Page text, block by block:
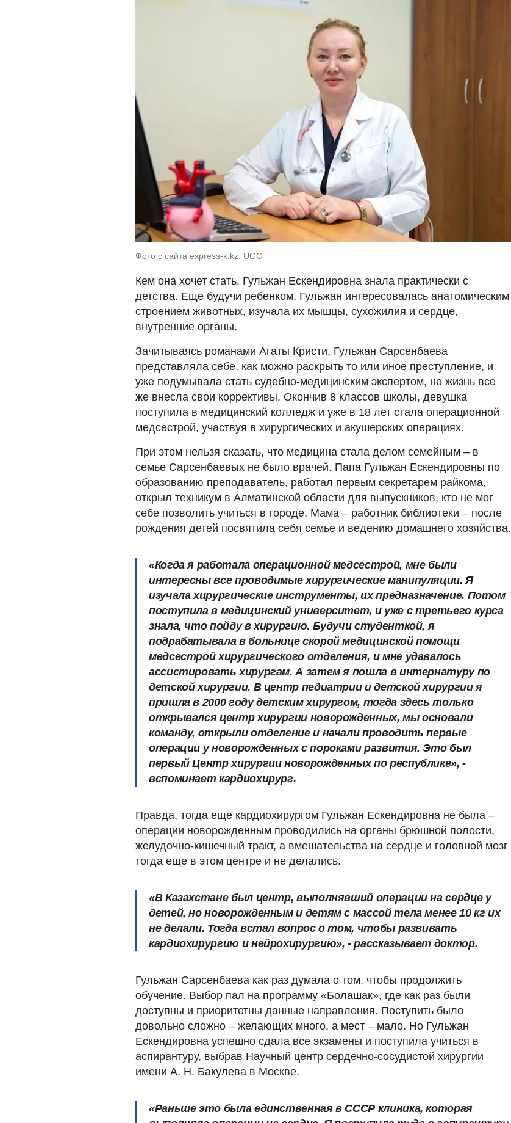
Фото с сайта express-k.kz: UGC
Кем она хочет стать, Гульжан Ескендировна знала практически с
детства. Еще будучи ребенком, Гульжан интересовалась анатомическим
строением животных, изучала их мышцы, сухожилия и сердце,
внутренние органы.
Зачитываясь романами Агаты Кристи, Гульжан Сарсенбаева
представляла себе, как можно раскрыть то или иное преступление, и
уже подумывала стать судебно-медицинским экспертом, но жизнь все
же внесла свои коррективы. Окончив 8 классов школы, девушка
поступила в медицинский колледж и уже в 18 лет стала операционной
медсестрой, участвуя в хирургических и акушерских операциях.
При этом нельзя сказать, что медицина стала делом семейным – в
семье Сарсенбаевых не было врачей. Папа Гульжан Ескендировны по
образованию преподаватель, работал первым секретарем райкома,
открыл техникум в Алматинской области для выпускников, кто не мог
себе позволить учиться в городе. Мама – работник библиотеки – после
рождения детей посвятила себя семье и ведению домашнего хозяйства.
«Когда я работала операционной медсестрой, мне были
интересны все проводимые хирургические манипуляции. Я
изучала хирургические инструменты, их предназначение. Потом
поступила в медицинский университет, и уже с третьего курса
знала, что пойду в хирургию. Будучи студенткой, я
подрабатывала в больнице скорой медицинской помощи
медсестрой хирургического отделения, и мне удавалось
ассистировать хирургам. А затем я пошла в интернатуру по
детской хирургии. В центр педиатрии и детской хирургии я
пришла в 2000 году детским хирургом, тогда здесь только
открывался центр хирургии новорожденных, мы основали
команду, открыли отделение и начали проводить первые
операции у новорожденных с пороками развития. Это был
первый Центр хирургии новорожденных по республике», -
вспоминает кардиохирург.
Правда, тогда еще кардиохирургом Гульжан Ескендировна не была –
операции новорожденным проводились на органы брюшной полости,
желудочно-кишечный тракт, а вмешательства на сердце и головной мозг
тогда еще в этом центре и не делались.
«В Казахстане был центр, выполнявший операции на сердце у
детей, но новорожденным и детям с массой тела менее 10 кг их
не делали. Тогда встал вопрос о том, чтобы развивать
кардиохирургию и нейрохирургию», - рассказывает доктор.
Гульжан Сарсенбаева как раз думала о том, чтобы продолжить
обучение. Выбор пал на программу «Болашак», где как раз были
доступны и приоритетны данные направления. Поступить было
довольно сложно – желающих много, а мест – мало. Но Гульжан
Ескендировна успешно сдала все экзамены и поступила учиться в
аспирантуру, выбрав Научный центр сердечно-сосудистой хирургии
имени А. Н. Бакулева в Москве.
«Раньше это была единственная в СССР клиника, которая